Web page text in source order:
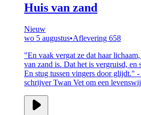
Huis van zand
Nieuw
wo 5 augustus•Aflevering 658
"En vaak vergat ze dat haar
van zand is. Dat het is vergruisd, en
En stug tussen vingers door glijdt."
schrijver Twan Vet om een